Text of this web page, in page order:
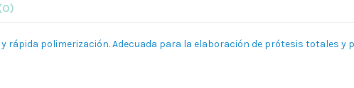
polimerización. Adecuada para la elaboración de prótesis totales y